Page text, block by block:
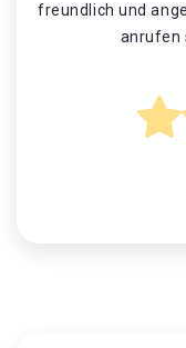
freundlich und
anrufen